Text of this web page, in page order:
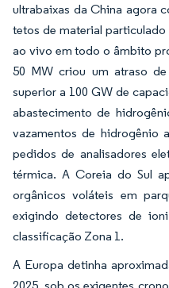
ultrabaixas da China agora
tetos de material
ao vivo em todo o âmbito
50 MW criou um atraso
superior a 100 GW de
abastecimento de
vazamentos de hidrogênio
pedidos de analisadores
térmica. A Coreia do Sul
orgânicos voláteis em
exigindo detectores de
classificação Zona 1.
A Europa detinha